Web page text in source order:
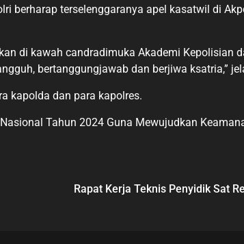
berharap terselenggaranya apel kasatwil di
di kawah candradimuka Akademi Kepolisian
bertanggungjawab dan berjiwa ksatria,”
kapolda dan para kapolres.
Tahun 2024 Guna Mewujudkan
Rapat Kerja Teknis Penyidik Sat